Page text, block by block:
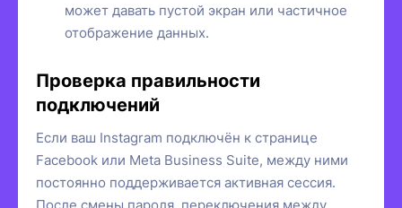
может давать пустой экран или частичное
отображение данных.
Проверка правильности
подключений
Если ваш Instagram подключён к странице
Facebook или Meta Business Suite, между ними
постоянно поддерживается активная сессия.
После смены пароля, переключения между